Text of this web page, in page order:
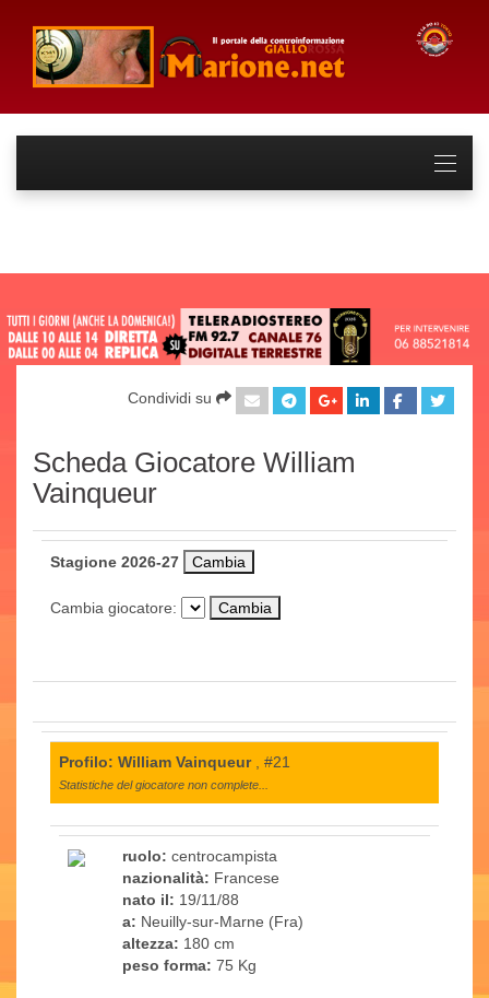
Condividi su
Scheda Giocatore William
Vainqueur
Stagione 2026-27
Cambia giocatore:
Profilo: William Vainqueur, #21
Statistiche del giocatore non complete...
ruolo: centrocampista
nazionalità: Francese
nato il: 19/11/88
a: Neuilly-sur-Marne (Fra)
altezza: 180 cm
peso forma: 75 Kg